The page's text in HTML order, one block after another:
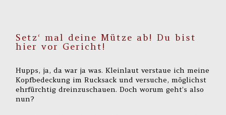
Setz‘ mal deine Mütze ab! Du bist
hier vor Gericht!
Hupps, ja, da war ja was. Kleinlaut verstaue ich meine
Kopfbedeckung im Rucksack und versuche, möglichst
ehrfürchtig dreinzuschauen. Doch worum geht’s also
nun?